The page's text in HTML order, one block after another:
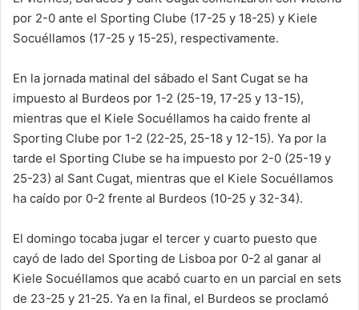
por 2-0 ante el Sporting Clube (17-25 y 18-25) y Kiele
Socuéllamos (17-25 y 15-25), respectivamente.
En la jornada matinal del sábado el Sant Cugat se ha
impuesto al Burdeos por 1-2 (25-19, 17-25 y 13-15),
mientras que el Kiele Socuéllamos ha caido frente al
Sporting Clube por 1-2 (22-25, 25-18 y 12-15). Ya por la
tarde el Sporting Clube se ha impuesto por 2-0 (25-19 y
25-23) al Sant Cugat, mientras que el Kiele Socuéllamos
ha caído por 0-2 frente al Burdeos (10-25 y 32-34).
El domingo tocaba jugar el tercer y cuarto puesto que
cayó de lado del Sporting de Lisboa por 0-2 al ganar al
Kiele Socuéllamos que acabó cuarto en un parcial en sets
de 23-25 y 21-25. Ya en la final, el Burdeos se proclamó